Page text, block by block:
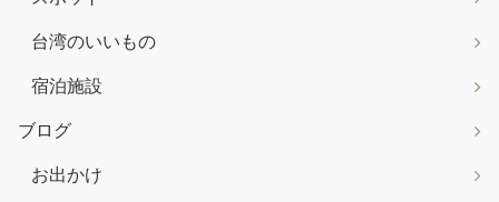
台湾のいいもの
宿泊施設
ブログ
お出かけ